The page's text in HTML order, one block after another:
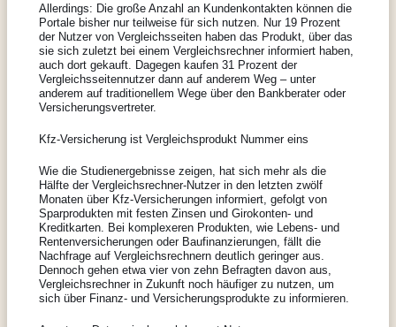
Allerdings: Die große Anzahl an Kundenkontakten können die
Portale bisher nur teilweise für sich nutzen. Nur 19 Prozent
der Nutzer von Vergleichsseiten haben das Produkt, über das
sie sich zuletzt bei einem Vergleichsrechner informiert haben,
auch dort gekauft. Dagegen kaufen 31 Prozent der
Vergleichsseitennutzer dann auf anderem Weg – unter
anderem auf traditionellem Wege über den Bankberater oder
Versicherungsvertreter.
Kfz-Versicherung ist Vergleichsprodukt Nummer eins
Wie die Studienergebnisse zeigen, hat sich mehr als die
Hälfte der Vergleichsrechner-Nutzer in den letzten zwölf
Monaten über Kfz-Versicherungen informiert, gefolgt von
Sparprodukten mit festen Zinsen und Girokonten- und
Kreditkarten. Bei komplexeren Produkten, wie Lebens- und
Rentenversicherungen oder Baufinanzierungen, fällt die
Nachfrage auf Vergleichsrechnern deutlich geringer aus.
Dennoch gehen etwa vier von zehn Befragten davon aus,
Vergleichsrechner in Zukunft noch häufiger zu nutzen, um
sich über Finanz- und Versicherungsprodukte zu informieren.